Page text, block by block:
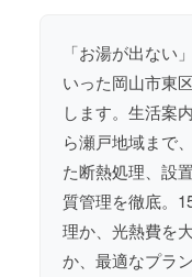
「お湯が出ない
いった岡山市東
します。生活案
ら瀬戸地域まで
た断熱処理、設
質管理を徹底。
理か、光熱費を
か、最適なプラ